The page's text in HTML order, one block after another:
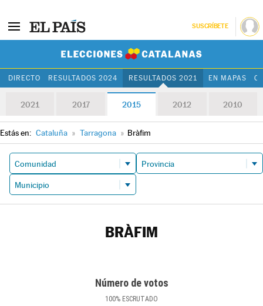
SUSCRÍBETE
DIRECTO RESULTADOS 2024 RESULTADOS 2021 EN MAPAS
2021 2017 2015 2012 2010
Estás en: Cataluña » Tarragona » Bràfim
BRÀFIM
Número de votos
100% ESCRUTADO